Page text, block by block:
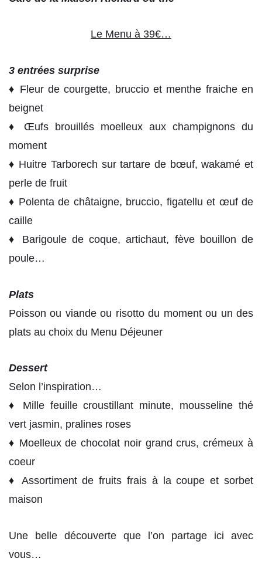
Le Menu à 39€…
3 entrées surprise
♦ Fleur de courgette, bruccio et menthe fraiche en
beignet
♦ Œufs brouillés moelleux aux champignons du
moment
♦ Huitre Tarborech sur tartare de bœuf, wakamé et
perle de fruit
♦ Polenta de châtaigne, bruccio, figatellu et œuf de
caille
♦ Barigoule de coque, artichaut, fève bouillon de
poule…
Plats
Poisson ou viande ou risotto du moment ou un des
plats au choix du Menu Déjeuner
Dessert
Selon l’inspiration…
♦ Mille feuille croustillant minute, mousseline thé
vert jasmin, pralines roses
♦ Moelleux de chocolat noir grand crus, crémeux à
coeur
♦ Assortiment de fruits frais à la coupe et sorbet
maison
Une belle découverte que l’on partage ici avec
vous…